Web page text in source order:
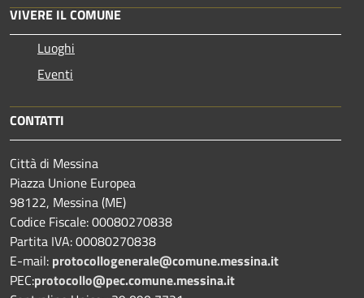
VIVERE IL COMUNE
Luoghi
Eventi
CONTATTI
Città di Messina
Piazza Unione Europea
98122, Messina (ME)
Codice Fiscale: 00080270838
Partita IVA: 00080270838
E-mail: protocollogenerale@comune.messina.it
PEC:protocollo@pec.comune.messina.it